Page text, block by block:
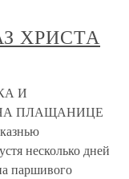
ХРИСТА
И
ПЛАЩАНИЦЕ
несколько дней
паршивого